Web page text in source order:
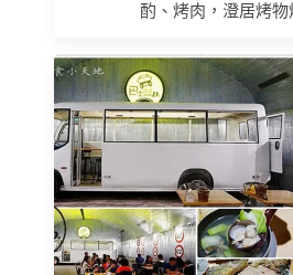
酌、烤肉，澄居烤物